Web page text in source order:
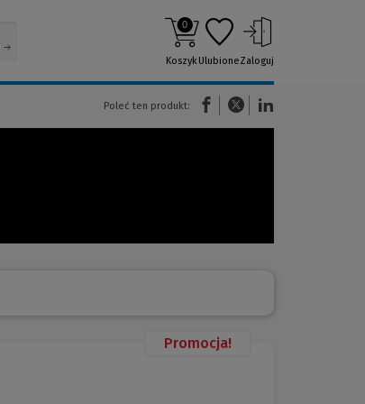
0
KoszykUlubioneZaloguj
Poleć ten produkt:
(Nowe okno)(Link do innej strony)
Promocja!